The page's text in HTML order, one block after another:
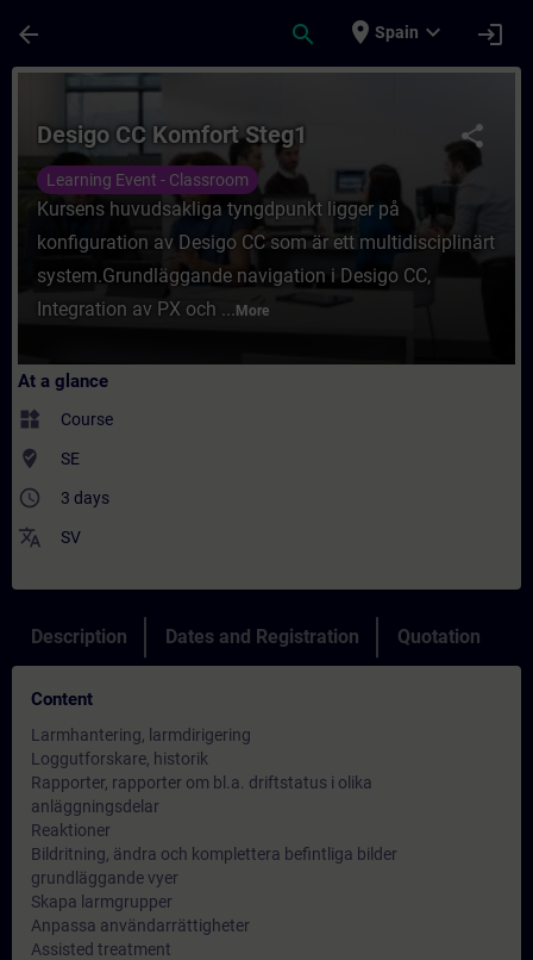
arrow_back search place Spain expand_more login
Course - Desigo CC Komfort Steg1 -
share
Desigo CC Komfort Steg1
Learning Event - Classroom
Kursens huvudsakliga tyngdpunkt ligger på
konfiguration av Desigo CC som är ett multidisciplinärt
system.Grundläggande navigation i Desigo CC,
Integration av PX och ... More
At a glance
widgets Course
where_to_vote SE
access_time 3 days
translate SV
Description Dates and Registration Quotation
Content
Larmhantering, larmdirigering
Loggutforskare, historik
Rapporter, rapporter om bl.a. driftstatus i olika
anläggningsdelar
Reaktioner
Bildritning, ändra och komplettera befintliga bilder
grundläggande vyer
Skapa larmgrupper
Anpassa användarrättigheter
Assisted treatment